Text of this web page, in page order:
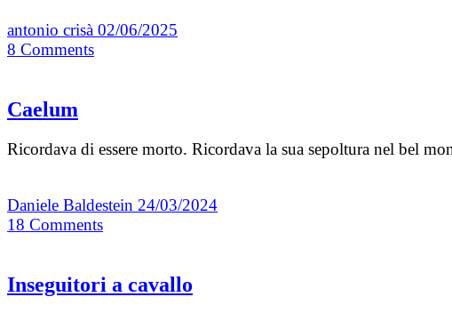
antonio crisà 02/06/2025
8 Comments
Caelum
Ricordava di essere morto. Ricordava la sua sepoltura nel bel
Daniele Baldestein 24/03/2024
18 Comments
Inseguitori a cavallo